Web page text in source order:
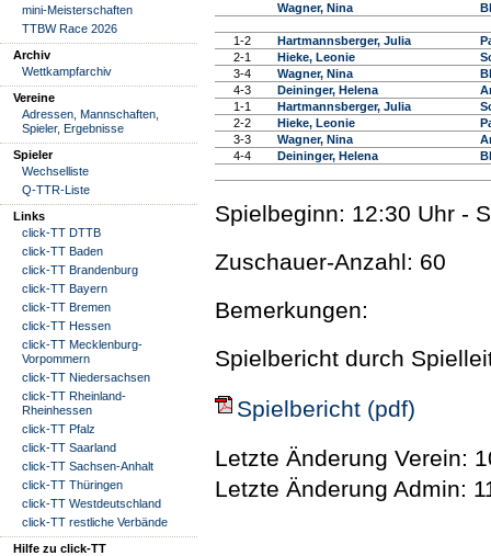
mini-Meisterschaften
TTBW Race 2026
Archiv
Wettkampfarchiv
Vereine
Adressen, Mannschaften,
Spieler, Ergebnisse
Spieler
Wechselliste
Q-TTR-Liste
Links
click-TT DTTB
click-TT Baden
click-TT Brandenburg
click-TT Bayern
click-TT Bremen
click-TT Hessen
click-TT Mecklenburg-
Vorpommern
click-TT Niedersachsen
click-TT Rheinland-
Rheinhessen
click-TT Pfalz
click-TT Saarland
click-TT Sachsen-Anhalt
click-TT Thüringen
click-TT Westdeutschland
click-TT restliche Verbände
Hilfe zu click-TT
Wagner, Nina
1-2 Hartmannsberger, Julia
2-1
Hieke, Leonie
3-4
Wagner, Nina
4-3
Deininger, Helena
1-1
Hartmannsberger, Julia
2-2
Hieke, Leonie
3-3
Wagner, Nina
4-4
Deininger, Helena
Spielbeginn: 12:30 Uhr -
Zuschauer-Anzahl: 60
Bemerkungen:
Spielbericht durch
Spielbericht (pdf)
Letzte Änderung Verein:
Letzte Änderung Admin: